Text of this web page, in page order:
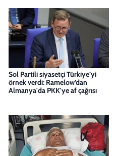
Sol Partili siyasetçi Türkiye’yi
örnek verdi: Ramelow’dan
Almanya'da PKK'ye af çağrısı